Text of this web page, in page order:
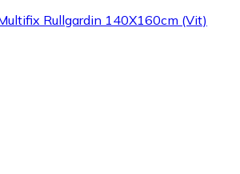
Rullgardin 140X160cm (Vit)